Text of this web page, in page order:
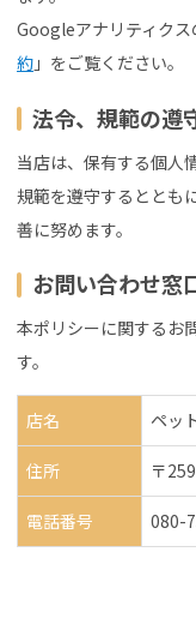
Googleアナリティクス
約 」をご覧ください。
法令、規範の遵
当店は、保有する個人
規範を遵守するととも
善に努めます。
お問い合わせ窓
本ポリシーに関するお
す。
店名 ペッ
住所 〒
電話番号 080-